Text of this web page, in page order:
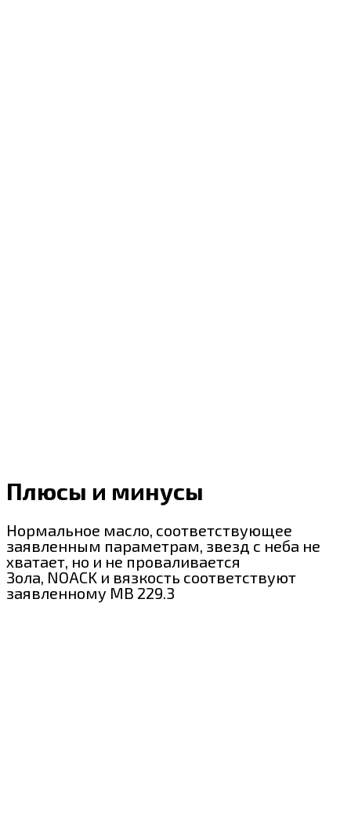
Плюсы и минусы
Нормальное масло, соответствующее
заявленным параметрам, звезд с неба не
хватает, но и не проваливается
Зола, NOACK и вязкость соответствуют
заявленному MB 229.3